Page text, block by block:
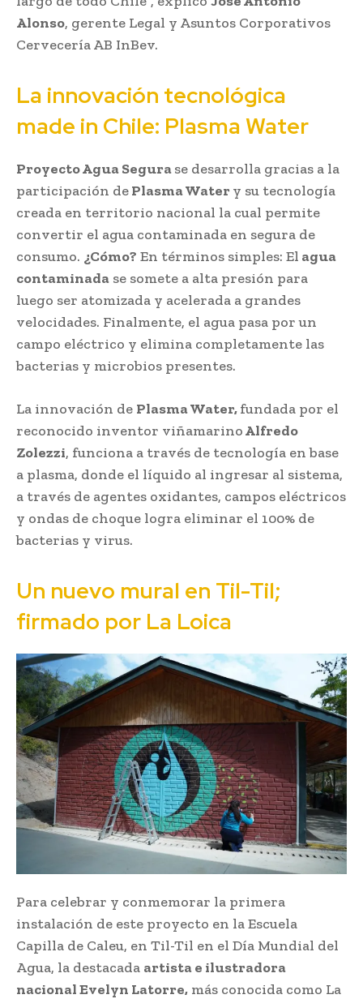
Alonso, gerente Legal y Asuntos Corporativos
Cervecería AB InBev.
La innovación tecnológica
made in Chile: Plasma Water
Proyecto Agua Segurase desarrolla gracias a la
participación dePlasma Watery su tecnología
creada en territorio nacional la cual permite
convertir el agua contaminada en segura de
consumo. ¿Cómo? En términos simples: El agua
contaminada se somete a alta presión para
luego ser atomizada y acelerada a grandes
velocidades. Finalmente, el agua pasa por un
campo eléctrico y elimina completamente las
bacterias y microbios presentes.
La innovación de Plasma Water,fundada por el
reconocido inventor viñamarinoAlfredo
Zolezzi, funciona a través de tecnología en base
a plasma, donde el líquido al ingresar al sistema,
a través de agentes oxidantes, campos eléctricos
y ondas de choque logra eliminar el 100% de
bacterias y virus.
Un nuevo mural en Til-Til;
firmado por La Loica
Para celebrar y conmemorar la primera
instalación de este proyecto en la Escuela
Capilla de Caleu, en Til-Til en el Día Mundial del
Agua, la destacada artista e ilustradora
nacional Evelyn Latorre, más conocida como La